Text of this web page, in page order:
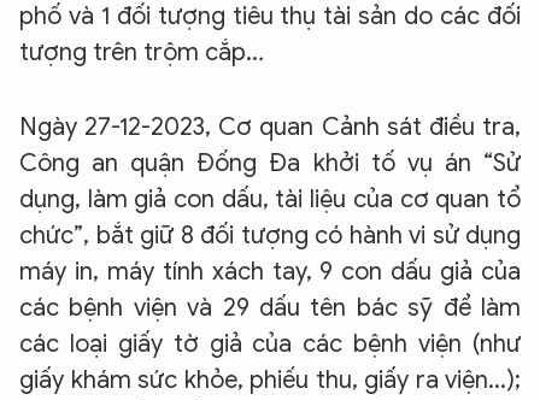
phố và 1 đối tượng tiêu thụ tài sản do các đối
tượng trên trộm cắp...
Ngày 27-12-2023, Cơ quan Cảnh sát điều tra,
Công an quận Đống Đa khởi tố vụ án “Sử
dụng, làm giả con dấu, tài liệu của cơ quan tổ
chức”, bắt giữ 8 đối tượng có hành vi sử dụng
máy in, máy tính xách tay, 9 con dấu giả của
các bệnh viện và 29 dấu tên bác sỹ để làm
các loại giấy tờ giả của các bệnh viện (như
giấy khám sức khỏe, phiếu thu, giấy ra viện...);